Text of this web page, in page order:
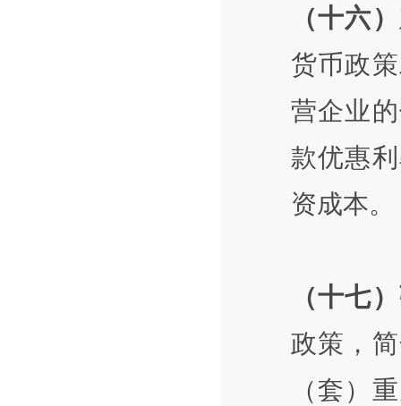
（十六
货币政
营企业
款优惠
资成本。
（十七
政策，
（套）